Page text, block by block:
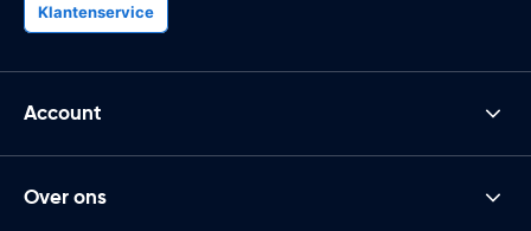
Klantenservice
Account
Over ons